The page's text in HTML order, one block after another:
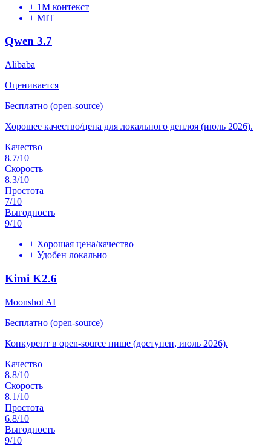
+ 1M контекст
+ MIT
Qwen 3.7
Alibaba
Оценивается
Бесплатно (open-source)
Хорошее качество/цена для локального деплоя (июль 2026).
Качество
8.7/10
Скорость
8.3/10
Простота
7/10
Выгодность
9/10
+ Хорошая цена/качество
+ Удобен локально
Kimi K2.6
Moonshot AI
Бесплатно (open-source)
Конкурент в open-source нише (доступен, июль 2026).
Качество
8.8/10
Скорость
8.1/10
Простота
6.8/10
Выгодность
9/10